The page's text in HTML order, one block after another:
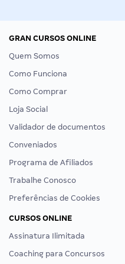
GRAN CURSOS ONLINE
Quem Somos
Como Funciona
Como Comprar
Loja Social
Validador de documentos
Conveniados
Programa de Afiliados
Trabalhe Conosco
Preferências de Cookies
CURSOS ONLINE
Assinatura Ilimitada
Coaching para Concursos